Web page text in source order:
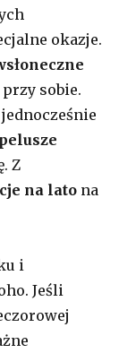
okazje.
sobie.
Z
na lato na
i
Jeśli